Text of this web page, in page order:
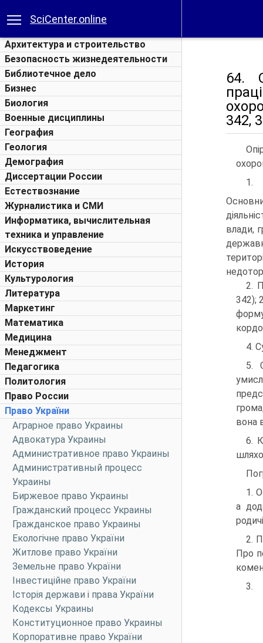
SciCenter.online
Архитектура и строительство
Безопасность жизнедеятельности
Библиотечное дело
Бизнес
Биология
Военные дисциплины
География
Геология
Демография
Диссертации России
Естествознание
Журналистика и СМИ
Информатика, вычислительная
техника и управление
Искусствоведение
История
Культурология
Литература
Маркетинг
Математика
Медицина
Менеджмент
Педагогика
Политология
Право России
Право України
Аграрное право Украины
Адвокатура Украины
Административное право Украины
Административный процесс
Украины
Биржевое право Украины
Гражданский процесс Украины
Гражданское право Украины
Екологічне право України
Житлове право України
Земельне право України
Інвестиційне право України
Історія держави і права України
Кодексы Украины
Конституционное право Украины
Корпоративне право України
64.
342,
1.
влади,
2.
342);
4.
5.
вона
6.
1.
а
2.
Про
3.